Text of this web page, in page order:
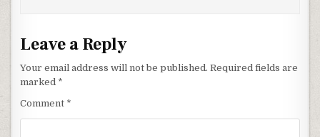
Leave a Reply
Your email address will not be published. Required fields are
marked *
Comment *